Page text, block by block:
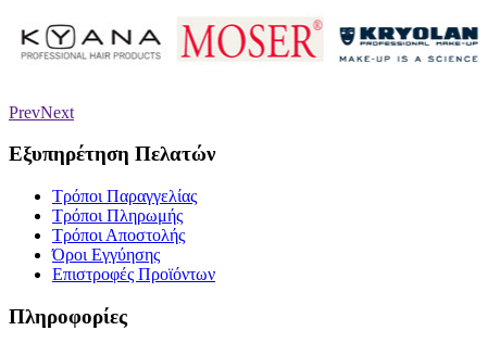
PrevNext
Εξυπηρέτηση Πελατών
Τρόποι Παραγγελίας
Τρόποι Πληρωμής
Τρόποι Αποστολής
Όροι Εγγύησης
Επιστροφές Προϊόντων
Πληροφορίες